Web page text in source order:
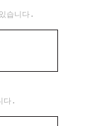
습니다.
다.